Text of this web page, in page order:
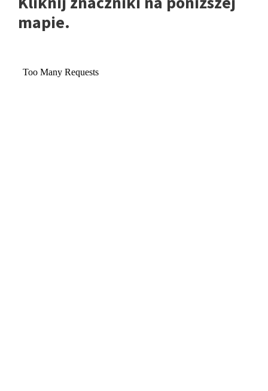
mapie.